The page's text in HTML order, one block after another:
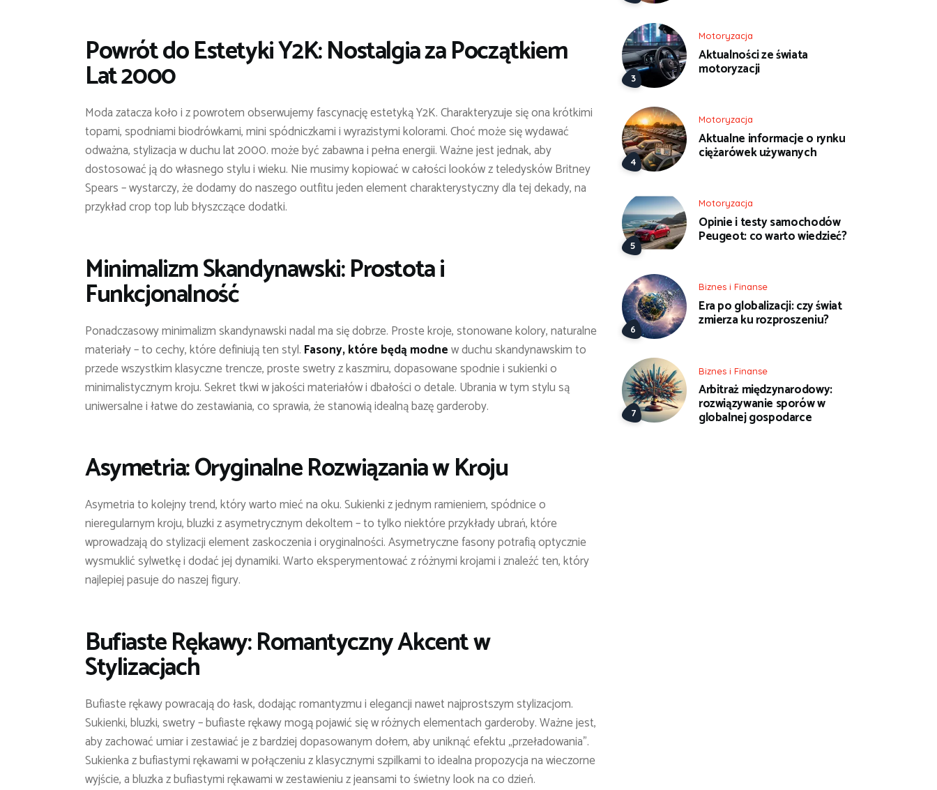
Powrót do Estetyki Y2K: Nostalgia za Początkiem
Lat 2000
Moda zatacza koło i z powrotem obserwujemy fascynację estetyką Y2K. Charakteryzuje się ona krótkimi
topami, spodniami biodrówkami, mini spódniczkami i wyrazistymi kolorami. Choć może się wydawać
odważna, stylizacja w duchu lat 2000. może być zabawna i pełna energii. Ważne jest jednak, aby
dostosować ją do własnego stylu i wieku. Nie musimy kopiować w całości looków z teledysków Britney
Spears – wystarczy, że dodamy do naszego outfitu jeden element charakterystyczny dla tej dekady, na
przykład crop top lub błyszczące dodatki.
Minimalizm Skandynawski: Prostota i
Funkcjonalność
Ponadczasowy minimalizm skandynawski nadal ma się dobrze. Proste kroje, stonowane kolory, naturalne
materiały – to cechy, które definiują ten styl. Fasony, które będą modnew duchu skandynawskim to
przede wszystkim klasyczne trencze, proste swetry z kaszmiru, dopasowane spodnie i sukienki o
minimalistycznym kroju. Sekret tkwi w jakości materiałów i dbałości o detale. Ubrania w tym stylu są
uniwersalne i łatwe do zestawiania, co sprawia, że stanowią idealną bazę garderoby.
Asymetria: Oryginalne Rozwiązania w Kroju
Asymetria to kolejny trend, który warto mieć na oku. Sukienki z jednym ramieniem, spódnice o
nieregularnym kroju, bluzki z asymetrycznym dekoltem – to tylko niektóre przykłady ubrań, które
wprowadzają do stylizacji element zaskoczenia i oryginalności. Asymetryczne fasony potrafią optycznie
wysmuklić sylwetkę i dodać jej dynamiki. Warto eksperymentować z różnymi krojami i znaleźć ten, który
najlepiej pasuje do naszej figury.
Bufiaste Rękawy: Romantyczny Akcent w
Stylizacjach
Bufiaste rękawy powracają do łask, dodając romantyzmu i elegancji nawet najprostszym stylizacjom.
Sukienki, bluzki, swetry – bufiaste rękawy mogą pojawić się w różnych elementach garderoby. Ważne jest,
aby zachować umiar i zestawiać je z bardziej dopasowanym dołem, aby uniknąć efektu „przeładowania”.
Sukienka z bufiastymi rękawami w połączeniu z klasycznymi szpilkami to idealna propozycja na wieczorne
wyjście, a bluzka z bufiastymi rękawami w zestawieniu z jeansami to świetny look na co dzień.
Motoryzacja
Aktualności ze świata
motoryzacji
Motoryzacja
Aktualne informacje o rynku
ciężarówek używanych
Motoryzacja
Opinie i testy samochodów
Peugeot: co warto wiedzieć?
Biznes i Finanse
Era po globalizacji: czy świat
zmierza ku rozproszeniu?
Biznes i Finanse
Arbitraż międzynarodowy:
rozwiązywanie sporów w
globalnej gospodarce